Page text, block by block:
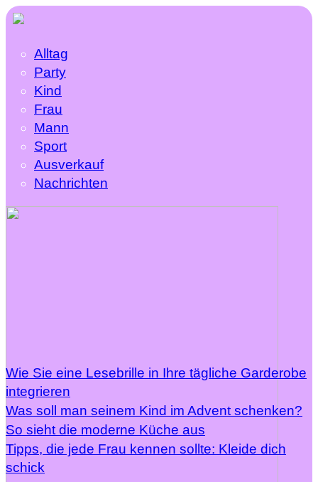
Alltag
Party
Kind
Frau
Mann
Sport
Ausverkauf
Nachrichten
Wie Sie eine Lesebrille in Ihre tägliche Garderobe
integrieren
Was soll man seinem Kind im Advent schenken?
So sieht die moderne Küche aus
Tipps, die jede Frau kennen sollte: Kleide dich
schick